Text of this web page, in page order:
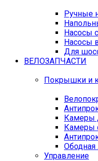
Ручные
Насосы
Насосы
Для
ВЕЛОЗАПЧАСТИ
Покрышки и
Камеры
Камеры
Ободная
Управление